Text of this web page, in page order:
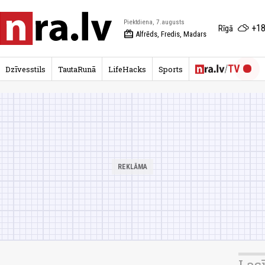
Piektdiena, 7.augusts
redeem Alfrēds, Fredis, Madars
Rīgā
Dzīvesstils TautaRunā LifeHacks Sports